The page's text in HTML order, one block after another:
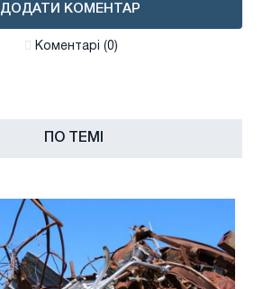
ДОДАТИ КОМЕНТАР
Коментарі (0)
ПО ТЕМІ